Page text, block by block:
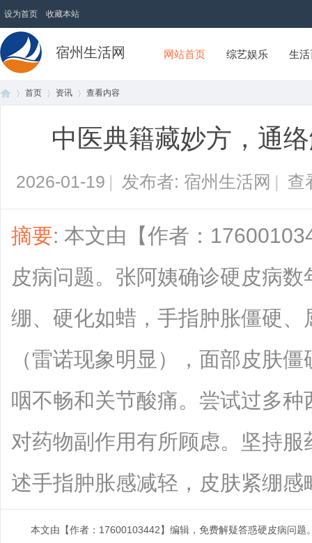
设为首页 收藏本站
宿州生活网 网站首页 综艺娱乐 生
首页 资讯 查看内容
中医典籍藏妙方，通
2026-01-19 | 发布者: 宿州生活网 | 查
摘要: 本文由【作者：
皮病问题。张阿姨确诊硬皮病
绷、硬化如蜡，手指肿胀僵硬
（雷诺现象明显），面部皮肤
咽不畅和关节酸痛。尝试过多
对药物副作用有所顾虑。坚持
述手指肿胀感减轻，皮肤紧绷感
本文由【作者：17600103442】编辑，免费解疑答惑硬皮病问题